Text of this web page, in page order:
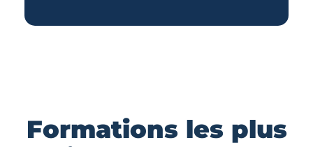
Formations les plus